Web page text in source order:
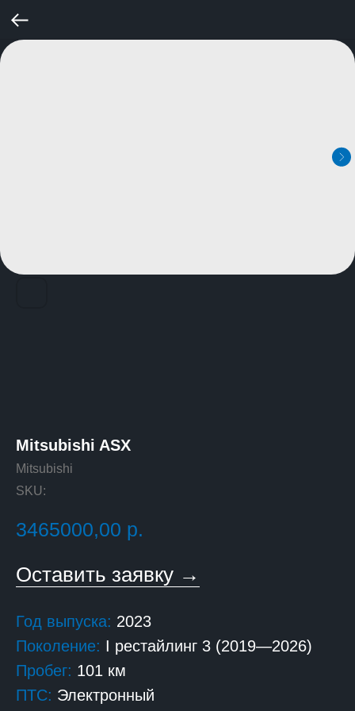
Mitsubishi ASX
Mitsubishi
SKU:
3465000,00 р.
Оставить заявку →
Год выпуска: 2023
Поколение: I рестайлинг 3 (2019—2026)
Пробег: 101 км
ПТС: Электронный